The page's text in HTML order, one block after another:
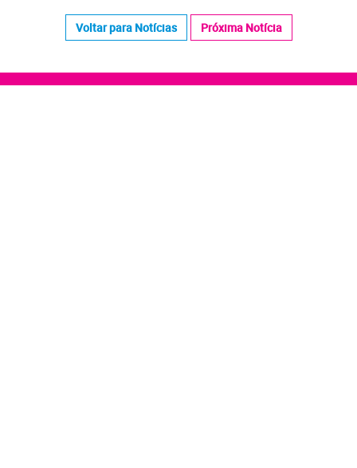
Voltar para Notícias Próxima Notícia